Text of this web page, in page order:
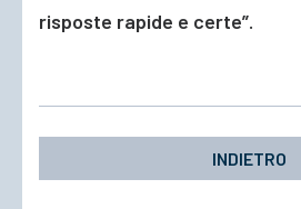
risposte rapide e certe”.
INDIETRO